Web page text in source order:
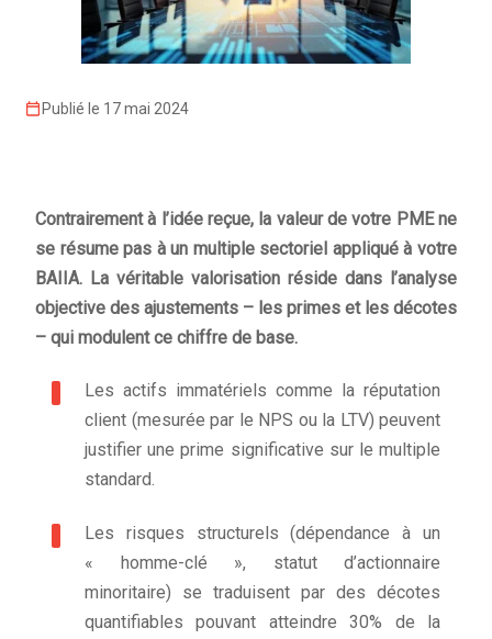
Publié le 17 mai 2024
Contrairement à l’idée reçue, la valeur de votre PME ne
se résume pas à un multiple sectoriel appliqué à votre
BAIIA. La véritable valorisation réside dans l’analyse
objective des ajustements – les primes et les décotes
– qui modulent ce chiffre de base.
Les actifs immatériels comme la réputation
client (mesurée par le NPS ou la LTV) peuvent
justifier une prime significative sur le multiple
standard.
Les risques structurels (dépendance à un
« homme-clé », statut d’actionnaire
minoritaire) se traduisent par des décotes
quantifiables pouvant atteindre 30% de la